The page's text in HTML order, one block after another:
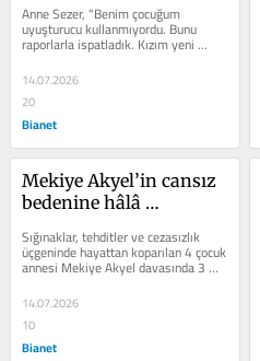
tamamlansın"
Anne Sezer, "Benim çocuğum
uyuşturucu kullanmıyordu. Bunu
raporlarla ispatladık. Kızım yeni
ameliyat olmuştu. Uyuşturucudan
ölmedi benim...
14.07.2026
20
Bianet
Mekiye Akyel’in cansız
bedenine hâlâ
bile olsa bize verin"
Sığınaklar, tehditler ve cezasızlık
üçgeninde hayattan koparılan 4 çocuk
annesi Mekiye Akyel davasında 3
şüpheli tutuklandı ancak ne...
14.07.2026
10
Bianet